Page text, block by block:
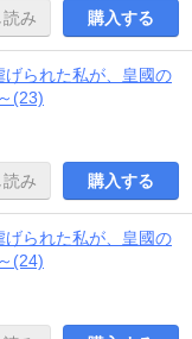
み 購入する
られた私が、皇國の
(23)
み 購入する
られた私が、皇國の
(24)